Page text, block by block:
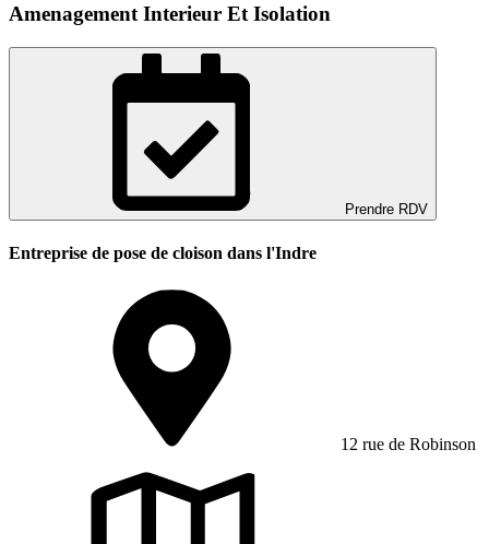
Amenagement Interieur Et Isolation
Prendre RDV
Entreprise de pose de cloison dans l'Indre
12 rue de Robinson